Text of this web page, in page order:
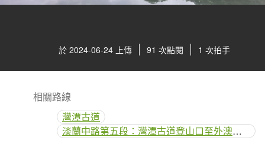
於 2024-06-24 上傳 91 次點閱 1 次拍手
相關路線
灣潭古道
淡蘭中路第五段：灣潭古道登山口至外澳車站